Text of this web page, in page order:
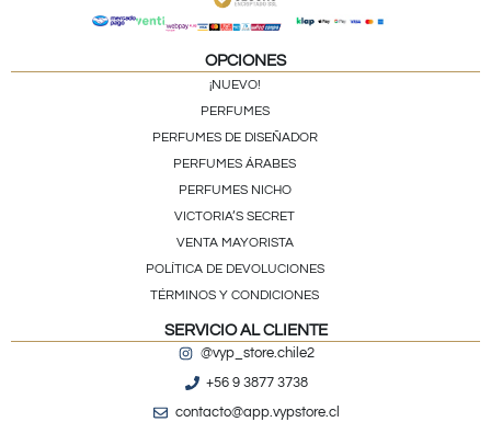
OPCIONES
¡NUEVO!
PERFUMES
PERFUMES DE DISEÑADOR
PERFUMES ÁRABES
PERFUMES NICHO
VICTORIA’S SECRET
VENTA MAYORISTA
POLÍTICA DE DEVOLUCIONES
TÉRMINOS Y CONDICIONES
SERVICIO AL CLIENTE
@vyp_store.chile2
+56 9 3877 3738
contacto@app.vypstore.cl